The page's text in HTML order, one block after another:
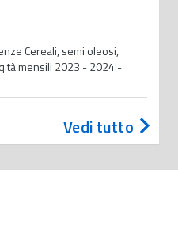
Cereali, semi oleosi,
mensili 2023 - 2024 -
Vedi tutto